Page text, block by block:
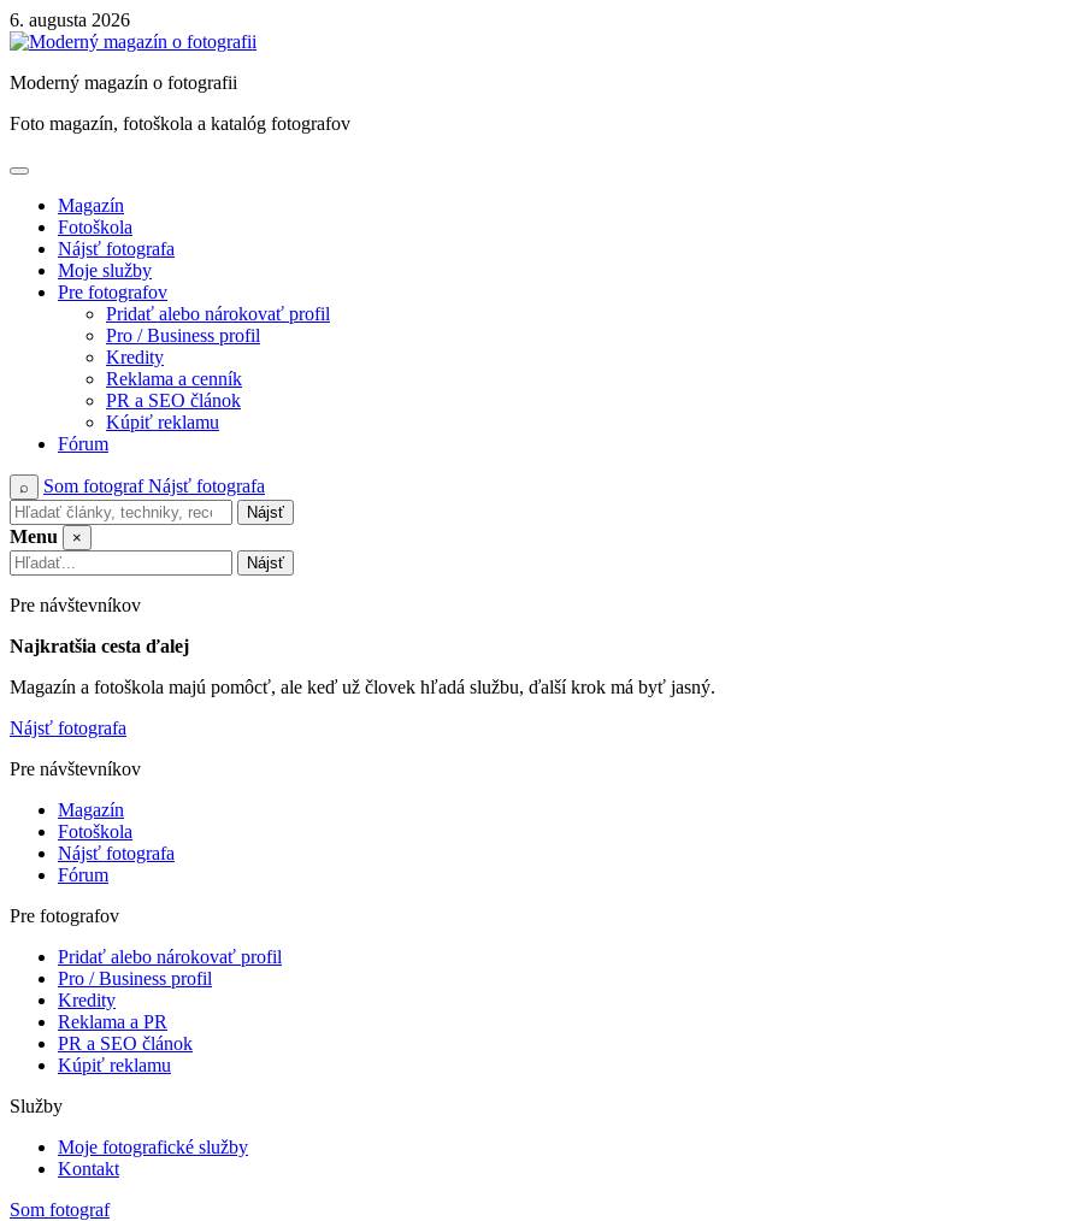
Skip
to
6. augusta 2026
Moderný magazín o fotografii
Foto magazín, fotoškola a katalóg fotografov
Magazín
Fotoškola
Nájsť fotografa
Moje služby
Pre fotografov
Pridať alebo nárokovať profil
Pro / Business profil
Kredity
Reklama a cenník
PR a SEO článok
Kúpiť reklamu
Fórum
⌕ Som fotografNájsť fotografa
Nájsť
Menu
×
Nájsť
Pre návštevníkov
Najkratšia cesta ďalej
Magazín a fotoškola majú pomôcť, ale keď už človek hľadá službu, ďalší krok má byť jasný.
Nájsť fotografa
Pre návštevníkov
Magazín
Fotoškola
Nájsť fotografa
Fórum
Pre fotografov
Pridať alebo nárokovať profil
Pro / Business profil
Kredity
Reklama a PR
PR a SEO článok
Kúpiť reklamu
Služby
Moje fotografické služby
Kontakt
Som fotograf